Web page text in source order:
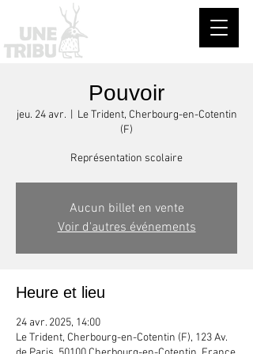
Pouvoir
jeu. 24 avr.
  |
Le Trident, Cherbourg-en-Cotentin
(F)
Représentation scolaire
Aucun billet en vente
Voir d'autres événements
Heure et lieu
24 avr. 2025, 14:00
Le Trident, Cherbourg-en-Cotentin (F), 123 Av.